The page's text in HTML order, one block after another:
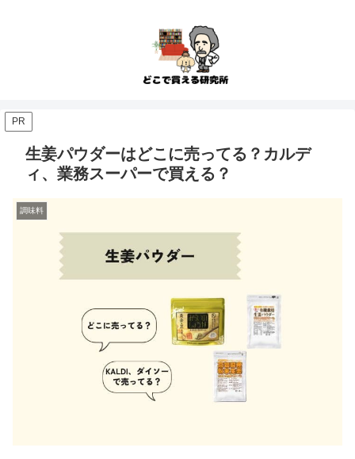
PR
生姜パウダーはどこに売ってる？カルデ
ィ、業務スーパーで買える？
調味料